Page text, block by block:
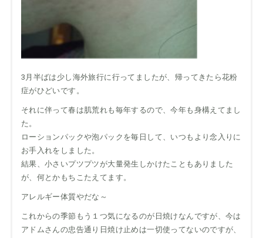
3月半ばは少し海外旅行に行ってましたが、帰ってきたら花粉
症がひどいです。
それに伴って春は肌荒れも毎年するので、今年も身構えてまし
た。
ローションパックや泡パックを毎日して、いつもより念入りに
お手入れをしました。
結果、小さいプツプツが大量発生しかけたこともありました
が、何とかもちこたえてます。
アレルギー体質やだな～
これからの季節もう１つ気になるのが日焼けなんですが、今は
アドムさんの忠告通り日焼け止めは一切使ってないのですが、